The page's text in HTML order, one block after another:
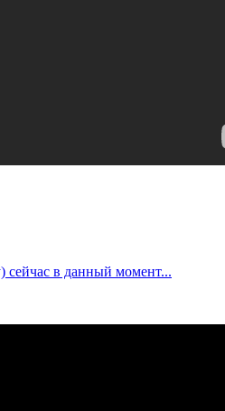
сейчас в данный момент...